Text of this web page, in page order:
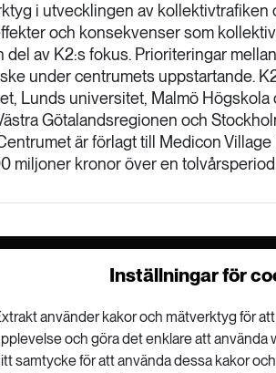
Inställningar för
använder kakor och mätverktyg för
och göra det enklare att använda
samtycke för att använda dessa kakor
i utvecklingen av kollektivtrafiken
och konsekvenser som
del av K2:s fokus. Prioriteringar
under centrumets uppstartande.
Lunds universitet, Malmö Högskola
Götalandsregionen och
är förlagt till Medicon
miljoner kronor över en